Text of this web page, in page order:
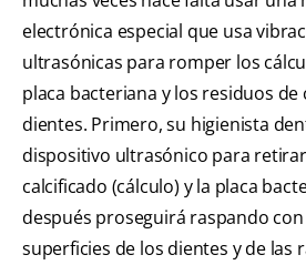
electrónica especial que usa
ultrasónicas para romper los
placa bacteriana y los residuos de
dientes. Primero, su higienista
dispositivo ultrasónico para
calcificado (cálculo) y la placa
después proseguirá raspando
superficies de los dientes y de las